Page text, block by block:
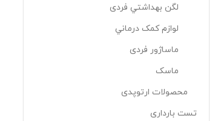
لگن بهداشتي فردی
لوازم کمک درماني
ماساژور فردی
ماسک
محصولات ارتوپدی
تست بارداری